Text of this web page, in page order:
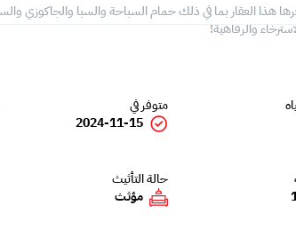
هذا العقار بما في ذلك حمام السباحة والسبا والجاكوزي
والرفاهية!
متوفر في
2024-11-15
حالة التأثيث
مؤثث